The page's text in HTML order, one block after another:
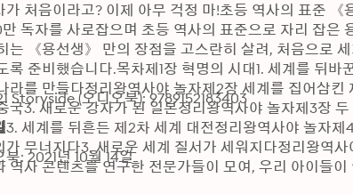
가 처음이라고? 이제 아무 걱정 마!초등 역사의 표준
만 독자를 사로잡으며 초등 역사의 표준으로 자리 잡은
는 《용선생》 만의 장점을 고스란히 살려, 처음으로
록 준비했습니다.목차제1장 혁명의 시대1. 세계를 뒤
라를 만들다정리왕역사야 놀자제2장 세계를 집어삼
국3. 새로운 강자가 된 일본정리왕역사야 놀자제3장
3. 세계를 뒤흔든 제2차 세계 대전정리왕역사야 놀자
가 무너지다3. 새로운 세계 질서가 세워지다정리왕역
역사 콘텐츠를 연구한 전문가들이 모여, 우리 아이들
생의 시끌벅적 한국사』, 『용선생 만화 한국사』, 『
Storyside (오디오북): 9789152183403
북: 2021년 10월 14일